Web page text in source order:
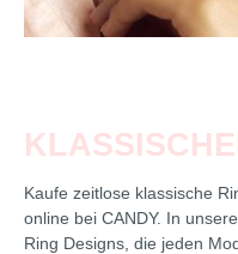
Kaufe zeitlose klassische
online bei CANDY. In
Ring Designs, die jeden